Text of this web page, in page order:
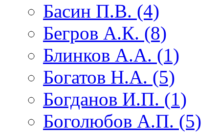
Басин П.В. (4)
Бегров А.К. (8)
Блинков А.А. (1)
Богатов Н.А. (5)
Богданов И.П. (1)
Боголюбов А.П. (5)